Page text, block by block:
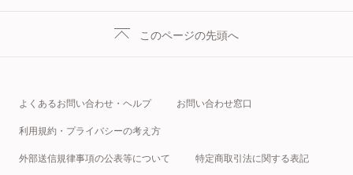
このページの先頭へ
よくあるお問い合わせ・ヘルプ お問い合わせ窓口
利用規約・プライバシーの考え方
外部送信規律事項の公表等について 特定商取引法に関する表記